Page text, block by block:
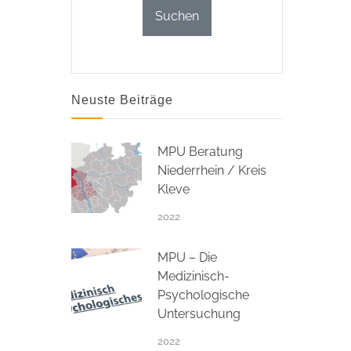
Neuste Beiträge
MPU Beratung
Niederrhein / Kreis
Kleve
2022
MPU – Die
Medizinisch-
Psychologische
Untersuchung
2022